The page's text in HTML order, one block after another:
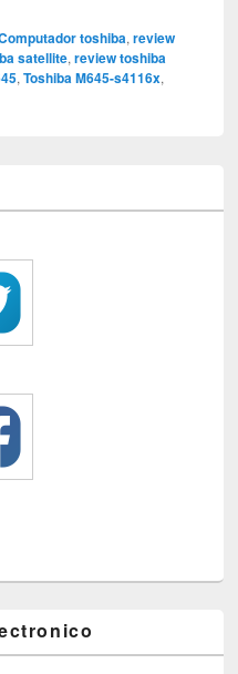
toshiba,review
satellite,review toshiba
,Toshiba M645-s4116x,